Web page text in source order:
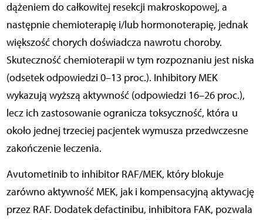
dążeniem do całkowitej resekcji makroskopowej, a
następnie chemioterapię i/lub hormonoterapię, jednak
większość chorych doświadcza nawrotu choroby.
Skuteczność chemioterapii w tym rozpoznaniu jest niska
(odsetek odpowiedzi 0–13 proc.). Inhibitory MEK
wykazują wyższą aktywność (odpowiedzi 16–26 proc.),
lecz ich zastosowanie ogranicza toksyczność, która u
około jednej trzeciej pacjentek wymusza przedwczesne
zakończenie leczenia.
Avutometinib to inhibitor RAF/MEK, który blokuje
zarówno aktywność MEK, jak i kompensacyjną aktywację
przez RAF. Dodatek defactinibu, inhibitora FAK, pozwala